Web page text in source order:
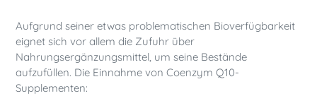
Aufgrund seiner etwas problematischen Bioverfügbarkeit
eignet sich vor allem die Zufuhr über
Nahrungsergänzungsmittel, um seine Bestände
aufzufüllen. Die Einnahme von Coenzym Q10-
Supplementen: